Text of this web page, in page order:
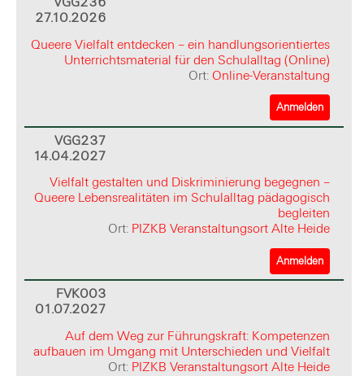
27.10.2026
Queere Vielfalt entdecken – ein handlungsorientiertes
Unterrichtsmaterial für den Schulalltag (Online)
Ort: Online-Veranstaltung
Anmelden
VGG237
14.04.2027
Vielfalt gestalten und Diskriminierung begegnen –
Queere Lebensrealitäten im Schulalltag pädagogisch
begleiten
Ort: PIZKB Veranstaltungsort Alte Heide
Anmelden
FVK003
01.07.2027
Auf dem Weg zur Führungskraft: Kompetenzen
aufbauen im Umgang mit Unterschieden und Vielfalt
Ort: PIZKB Veranstaltungsort Alte Heide